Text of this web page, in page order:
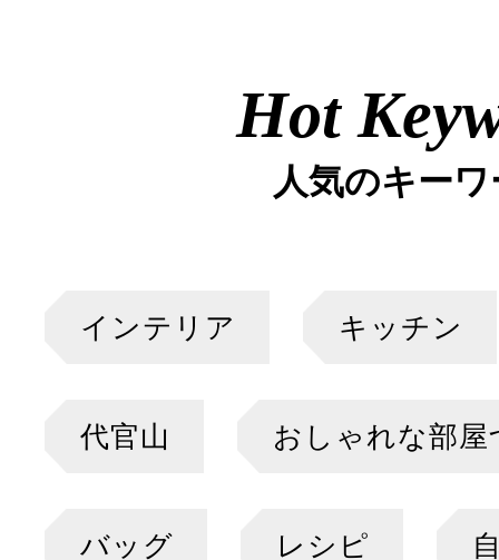
Hot
人気のキー
インテリア キッチン
代官山 おしゃれな部屋
バッグ レシピ